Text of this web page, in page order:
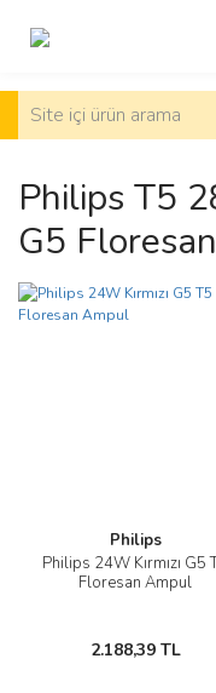
Philips T5
G5 Floresan
Philips
Philips 24W Kırmızı G5
Floresan Ampul
2.188,39 TL